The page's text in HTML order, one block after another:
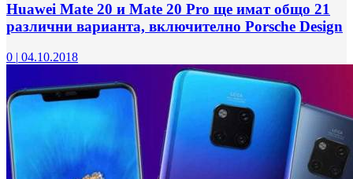
Huawei Mate 20 и Mate 20 Pro ще имат общо 21
различни варианта, включително Porsche Design
0 | 04.10.2018